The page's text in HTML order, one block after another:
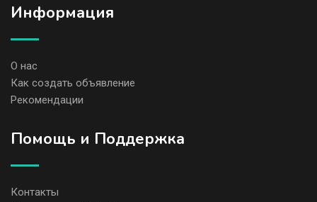
Информация
О нас
Как создать объявление
Рекомендации
Помощь и Поддержка
Контакты